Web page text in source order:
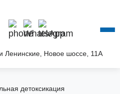
Ленинские, Новое шоссе, 11А
детоксикация